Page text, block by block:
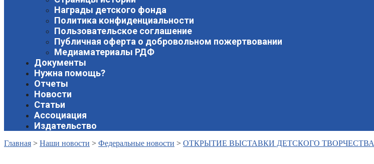
Награды детского фонда
Политика конфиденциальности
Пользовательское соглашение
Публичная оферта о добровольном пожертвовании
Медиаматериалы РДФ
Документы
Нужна помощь?
Отчеты
Новости
Статьи
Ассоциация
Издательство
Главная > Наши новости > Федеральные новости > ОТКРЫТИЕ ВЫСТАВКИ ДЕТСКОГО ТВОРЧЕСТВА